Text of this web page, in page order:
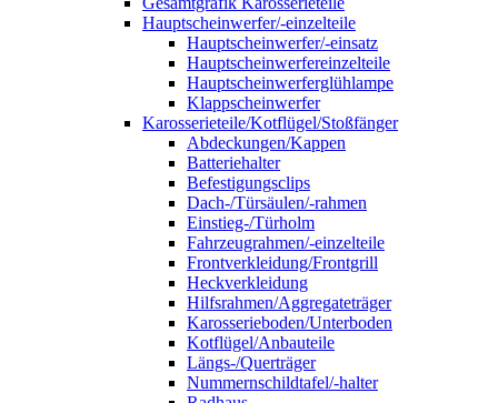
Hauptscheinwerfer/-einzelteile
Hauptscheinwerfer/-einsatz
Hauptscheinwerfereinzelteile
Hauptscheinwerferglühlampe
Klappscheinwerfer
Karosserieteile/Kotflügel/Stoßfänger
Abdeckungen/Kappen
Batteriehalter
Befestigungsclips
Dach-/Türsäulen/-rahmen
Einstieg-/Türholm
Fahrzeugrahmen/-einzelteile
Frontverkleidung/Frontgrill
Heckverkleidung
Hilfsrahmen/Aggregateträger
Karosserieboden/Unterboden
Kotflügel/Anbauteile
Längs-/Querträger
Nummernschildtafel/-halter